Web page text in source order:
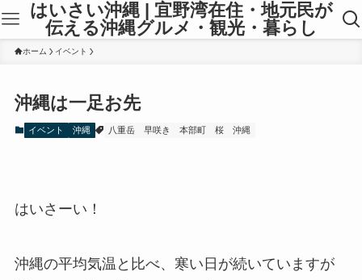
はいさい沖縄 | 宜野湾在住・地元民が
伝える沖縄グルメ・観光・暮らし
ホーム イベント
沖縄は一足お先
イベント 沖縄 八重岳 早咲き 本部町 桜 沖縄
はいさーい！
沖縄の平均気温と比べ、寒い日が続いていますが